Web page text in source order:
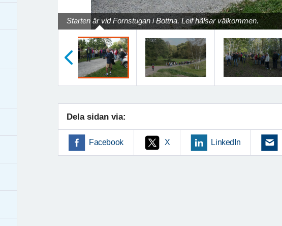
Starten är vid Fornstugan i Bottna. Leif hälsar välkommen.
Dela sidan via:
Facebook X LinkedIn